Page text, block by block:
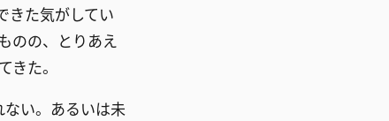
きた気がしてい
のの、とりあえ
た。
い。あるいは未